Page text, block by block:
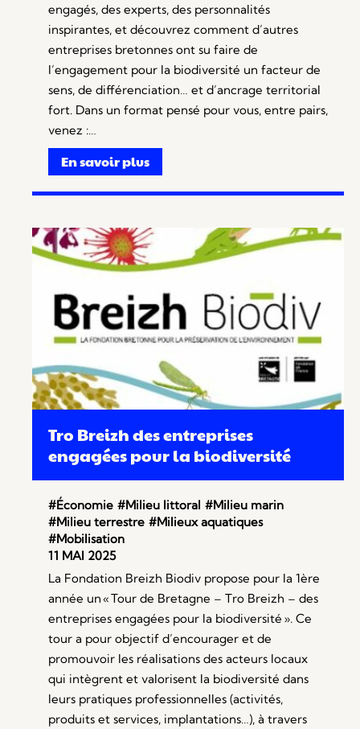
engagés, des experts, des personnalités
inspirantes, et découvrez comment d’autres
entreprises bretonnes ont su faire de
l’engagement pour la biodiversité un facteur de
sens, de différenciation… et d’ancrage territorial
fort. Dans un format pensé pour vous, entre pairs,
venez :…
En savoir plus
Tro Breizh des entreprises
engagées pour la biodiversité
#Économie #Milieu littoral #Milieu marin
#Milieu terrestre #Milieux aquatiques
#Mobilisation
11 MAI 2025
La Fondation Breizh Biodiv propose pour la 1ère
année un « Tour de Bretagne – Tro Breizh – des
entreprises engagées pour la biodiversité ». Ce
tour a pour objectif d’encourager et de
promouvoir les réalisations des acteurs locaux
qui intègrent et valorisent la biodiversité dans
leurs pratiques professionnelles (activités,
produits et services, implantations…), à travers